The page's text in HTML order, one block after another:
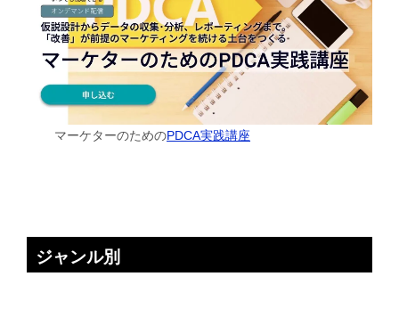
マーケターのためのPDCA実践講座
ジャンル別